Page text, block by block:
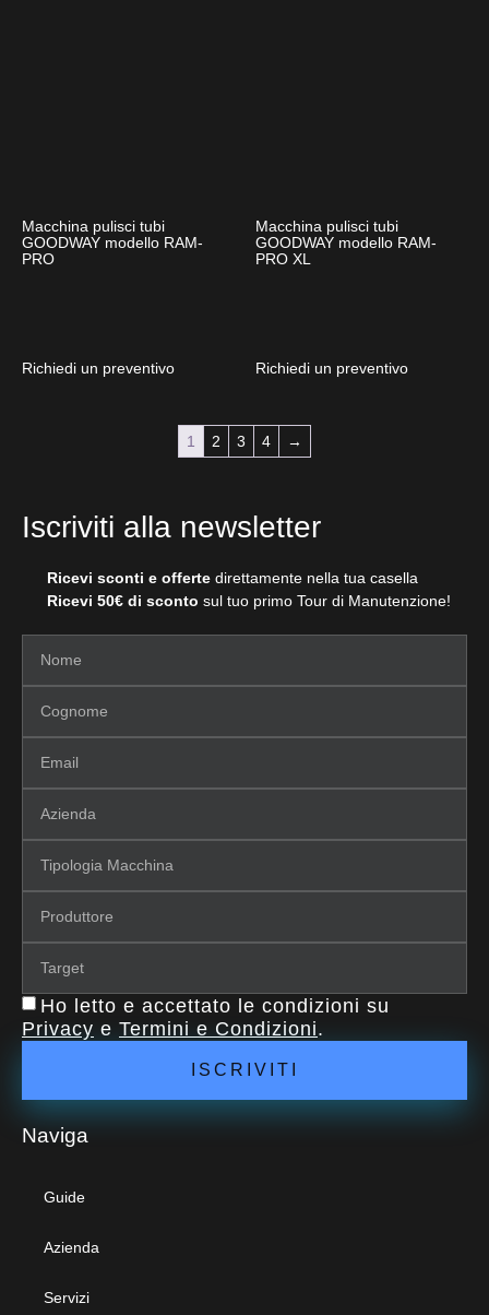
Macchina pulisci tubi
GOODWAY modello RAM-
PRO
Richiedi un preventivo
Macchina pulisci tubi
GOODWAY modello RAM-
PRO XL
Richiedi un preventivo
1 2 3 4 →
Iscriviti alla newsletter
Ricevi sconti e offertedirettamente nella tua casella
Ricevi 50€ di sconto sul tuo primo Tour di Manutenzione!
Ho letto e accettato le condizioni su
Privacy e Termini e Condizioni.
ISCRIVITI
Naviga
Guide
Azienda
Servizi